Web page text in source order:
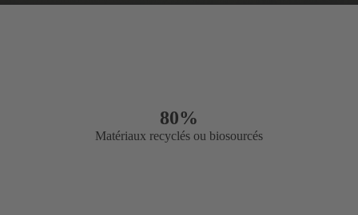
80%
Matériaux recyclés ou biosourcés